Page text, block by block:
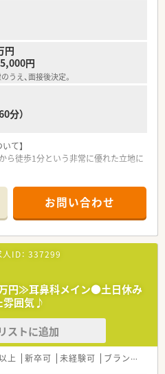
解消し、さくら薬局グループのビジョ
まえ、『さくら薬局の薬剤師』とし
タートいただくための研修です。
や通常の社内研修と絡めて中途入社専
。
局数と盤石化を図る組織体制
の密な連携を行いつつ、より高度な薬
報が常に発信されており、患者様や医
すい体制があるのも認定薬局が増え
利厚生制度
」と業界トップクラスのさくら薬局
も100％！長く働き続けるための環
テージに応じた福利厚生をご用意して
カタチにする「リトルチャレンジ制
に、
者さまのニーズやスタッフの思いを実
ます。
剤師像に近しい多彩なキャリアステ
円
円
うえ、面接後決定。
分）
て】
ら徒歩1分という非常に優れた立地に
ている状況です。
務員の方も在籍しており、ゆとりを
境です。
志摩市といった南勢部に特化して3
調剤薬局です。
門前薬局という特徴があり、マンツ
な対応を重視しています。
を開局した代表が率いており、地元
としております。
日で固定された完全週休2日制のた
お問い合わせ
ID： 337299
円≫耳鼻科メイン●土日休み
雰囲気♪
ストに追加
上 新卒可 未経験可 ブランク可